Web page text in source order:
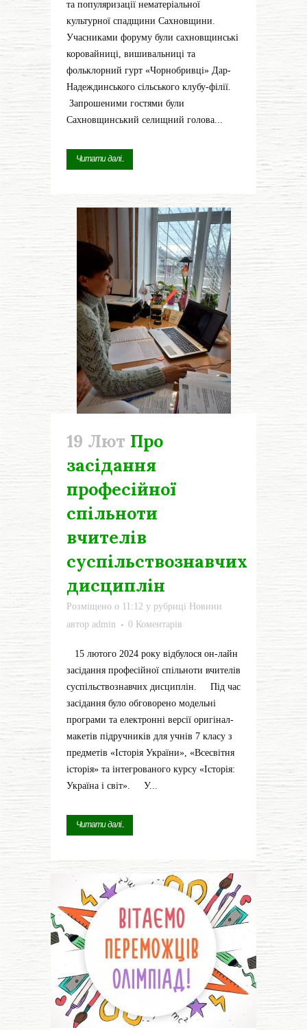
та популяризації нематеріальної
культурної спадщини Сахновщини.
Учасниками форуму були сахновщинські
коровайниці, вишивальниці та
фольклорний гурт «Чорнобривці» Дар-
Надеждинського сільського клубу-філії.
Запрошеними гостями були
Сахновщинський селищний голова...
Читати далі...
19 Лют Про
засідання
професійної
спільноти
вчителів
суспільствознавчих
дисциплін
Розміщено о 11:12 у рубриці Новини
автор admin 0 Коментарів
15 лютого 2024 року відбулося он-лайн
засідання професійної спільноти вчителів
суспільствознавчих дисциплін. Під час
засідання було обговорено модельні
програми та електронні версії оригінал-
макетів підручників для учнів 7 класу з
предметів «Історія України», «Всесвітня
історія» та інтегрованого курсу «Історія:
Україна і світ». У...
Читати далі...